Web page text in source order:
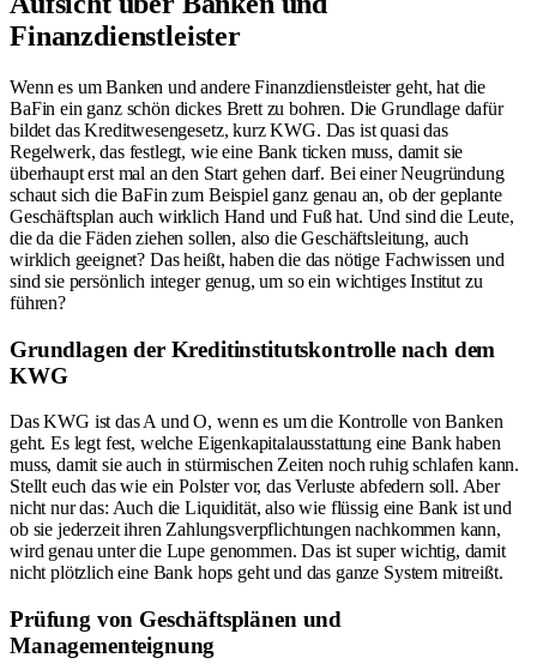
Finanzdienstleister
Wenn es um Banken und andere Finanzdienstleister geht, hat die
BaFin ein ganz schön dickes Brett zu bohren. Die Grundlage dafür
bildet das Kreditwesengesetz, kurz KWG. Das ist quasi das
Regelwerk, das festlegt, wie eine Bank ticken muss, damit sie
überhaupt erst mal an den Start gehen darf. Bei einer Neugründung
schaut sich die BaFin zum Beispiel ganz genau an, ob der geplante
Geschäftsplan auch wirklich Hand und Fuß hat. Und sind die Leute,
die da die Fäden ziehen sollen, also die Geschäftsleitung, auch
wirklich geeignet? Das heißt, haben die das nötige Fachwissen und
sind sie persönlich integer genug, um so ein wichtiges Institut zu
führen?
Grundlagen der Kreditinstitutskontrolle nach dem
KWG
Das KWG ist das A und O, wenn es um die Kontrolle von Banken
geht. Es legt fest, welche Eigenkapitalausstattung eine Bank haben
muss, damit sie auch in stürmischen Zeiten noch ruhig schlafen kann.
Stellt euch das wie ein Polster vor, das Verluste abfedern soll. Aber
nicht nur das: Auch die Liquidität, also wie flüssig eine Bank ist und
ob sie jederzeit ihren Zahlungsverpflichtungen nachkommen kann,
wird genau unter die Lupe genommen. Das ist super wichtig, damit
nicht plötzlich eine Bank hops geht und das ganze System mitreißt.
Prüfung von Geschäftsplänen und
Managementeignung